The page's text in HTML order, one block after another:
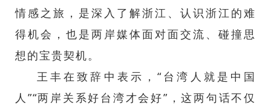
情感之旅，是深入了解浙江、认识浙江的难
得机会，也是两岸媒体面对面交流、碰撞思
想的宝贵契机。
王丰在致辞中表示，“台湾人就是中国
人”“两岸关系好台湾才会好”，这两句话不仅